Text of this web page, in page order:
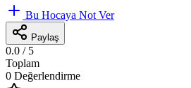
Bu Hocaya Not Ver
Paylaş
0.0 / 5
Toplam
0 Değerlendirme